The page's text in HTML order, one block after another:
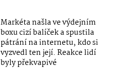
Markéta našla ve výdejním
boxu cizí balíček a spustila
pátrání na internetu, kdo si
vyzvedl ten její. Reakce lidí
byly překvapivé